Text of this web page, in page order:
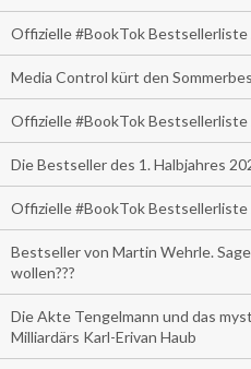
Offizielle #BookTok
Media Control kürt den
Offizielle #BookTok Bestsellerliste
Die Bestseller des 1. Halbjahres
Offizielle #BookTok Bestsellerliste
Bestseller von Martin Wehrle.
wollen???
Die Akte Tengelmann und das
Milliardärs Karl-Erivan Haub